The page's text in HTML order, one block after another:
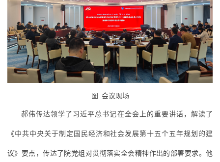
图 会议现场
郝伟传达领学了习近平总书记在全会上的重要讲话，解读了
《中共中央关于制定国民经济和社会发展第十五个五年规划的建
议》要点，传达了院党组对贯彻落实全会精神作出的部署要求。他